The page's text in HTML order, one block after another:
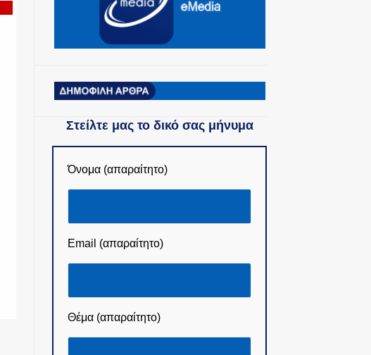
Στείλτε μας το δικό σας μήνυμα
Όνομα (απαραίτητο)
Email (απαραίτητο)
Θέμα (απαραίτητο)